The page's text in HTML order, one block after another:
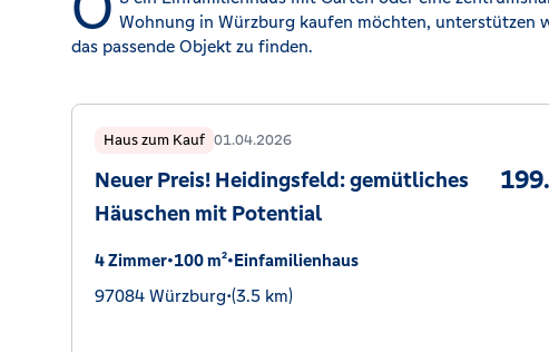
Wohnung in Würzburg kaufen möchten, unterstützen
das passende Objekt zu finden.
Haus zum Kauf 01.04.2026
Neuer Preis! Heidingsfeld: gemütliches
Häuschen mit Potential
4 Zimmer•100 m²•Einfamilienhaus
97084 Würzburg•(3.5 km)